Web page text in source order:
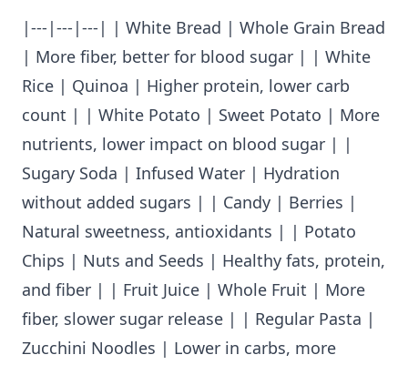
|---|---|---| | White Bread | Whole Grain Bread
| More fiber, better for blood sugar | | White
Rice | Quinoa | Higher protein, lower carb
count | | White Potato | Sweet Potato | More
nutrients, lower impact on blood sugar | |
Sugary Soda | Infused Water | Hydration
without added sugars | | Candy | Berries |
Natural sweetness, antioxidants | | Potato
Chips | Nuts and Seeds | Healthy fats, protein,
and fiber | | Fruit Juice | Whole Fruit | More
fiber, slower sugar release | | Regular Pasta |
Zucchini Noodles | Lower in carbs, more